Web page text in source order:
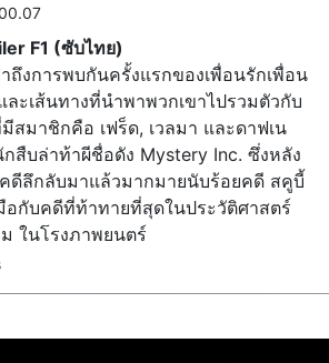
F1 (ซับไทย)
ถึงการพบกันครั้งแรกของเพื่อนรักเพื่อน
ะเส้นทางที่นำพาพวกเขาไปรวมตัวกับ
สมาชิกคือ เฟร็ด, เวลมา และดาฟเน
สืบล่าท้าผีชื่อดัง Mystery Inc. ซึ่งหลัง
ดีลึกลับมาแล้วมากมายนับร้อยคดี สคูบี้
อกับคดีที่ท้าทายที่สุดในประวัติศาสตร์
ในโรงภาพยนตร์